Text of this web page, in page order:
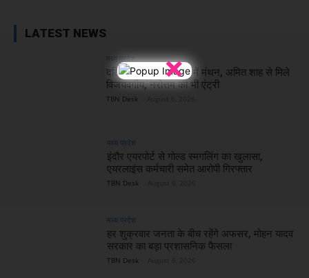
×
LATEST NEWS
मध्य प्रदेश
दतिया हार के बाद दिल्ली में मंथन, अमित शाह से मिले
विजयवर्गीय, नरोत्तम की भी एंट्री
TBN Desk
मध्य प्रदेश
इंदौर एयरपोर्ट से गोल्ड स्मगलिंग का खुलासा,
एयरलाइंस कर्मचारी समेत आरोपी गिरफ्तार
TBN Desk
मध्य प्रदेश
हर शुक्रवार जनता के बीच रहेंगे अफसर, मोहन यादव
सरकार का बड़ा प्रशासनिक फैसला
TBN Desk